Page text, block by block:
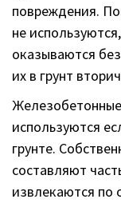
повреждения.
не
оказываются
их в грунт
используются
грунте.
составляют
извлекаются по